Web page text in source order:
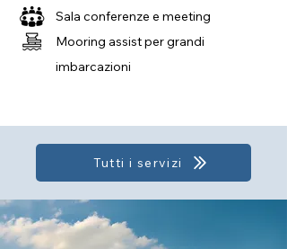
Sala conferenze e meeting
Mooring assist per grandi
imbarcazioni
Tutti i servizi